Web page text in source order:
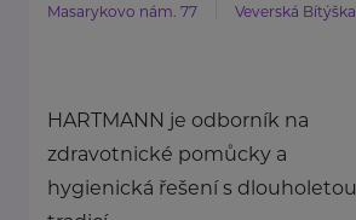
Masarykovo nám. 77 Veverská Bítýška
HARTMANN je odborník na
zdravotnické pomůcky a
hygienická řešení s dlouholetou